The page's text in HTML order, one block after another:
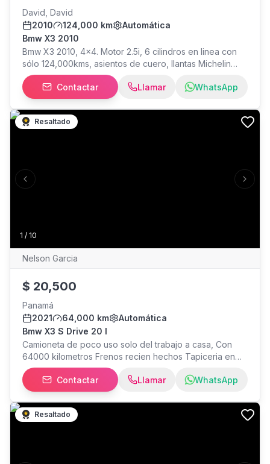
David, David
2010
124,000 km
Automática
Bmw X3 2010
Bmw X3 2010, 4x4. Motor 2.5i, 6 cilindros en linea con
sólo 124,000kms, asientos de cuero, llantas Michelin
casi nuevas, todos los aceites y filtros nuevos, coils
Bosch nuevos, batería nueva, aire acondicionado
nuevo, etc. Impecable por dentro y por fuera. PRECIO
$4,300
Contactar Llamar WhatsApp
1 / 10
Previous slide Next
Resaltado
Nelson Garcia
$ 20,500
Panamá
2021
64,000 km
Automática
Bmw X3 S Drive 20 I
Camioneta de poco uso solo del trabajo a casa, Con
64000 kilometros Frenos recien hechos Tapiceria en
excelentes condiciones Todos sus servicion en la BMW
Muy bien cuidada A toda prueba
Contactar Llamar WhatsApp
Resaltado